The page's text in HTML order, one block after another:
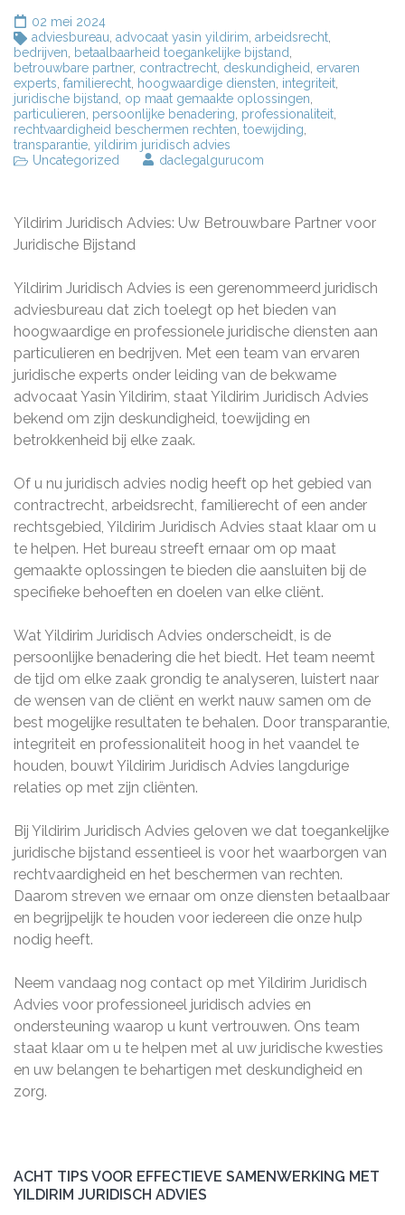
02 mei 2024
adviesbureau advocaat yasin yildirim arbeidsrecht
bedrijven
betaalbaarheid toegankelijke bijstand
betrouwbare partner, contractrecht deskundigheid ervaren
experts familierecht hoogwaardige diensten integriteit
juridische bijstand
op maat gemaakte oplossingen
particulieren persoonlijke benadering professionaliteit
rechtvaardigheid beschermen rechten toewijding
transparantie yildirim juridisch advies
Uncategorized
daclegalgurucom
Yildirim Juridisch Advies: Uw Betrouwbare Partner voor
Juridische Bijstand
Yildirim Juridisch Advies is een gerenommeerd juridisch
adviesbureau dat zich toelegt op het bieden van
hoogwaardige en professionele juridische diensten aan
particulieren en bedrijven. Met een team van ervaren
juridische experts onder leiding van de bekwame
advocaat Yasin Yildirim, staat Yildirim Juridisch Advies
bekend om zijn deskundigheid, toewijding en
betrokkenheid bij elke zaak.
Of u nu juridisch advies nodig heeft op het gebied van
contractrecht, arbeidsrecht, familierecht of een ander
rechtsgebied, Yildirim Juridisch Advies staat klaar om u
te helpen. Het bureau streeft ernaar om op maat
gemaakte oplossingen te bieden die aansluiten bij de
specifieke behoeften en doelen van elke cliënt.
Wat Yildirim Juridisch Advies onderscheidt, is de
persoonlijke benadering die het biedt. Het team neemt
de tijd om elke zaak grondig te analyseren, luistert naar
de wensen van de cliënt en werkt nauw samen om de
best mogelijke resultaten te behalen. Door transparantie,
integriteit en professionaliteit hoog in het vaandel te
houden, bouwt Yildirim Juridisch Advies langdurige
relaties op met zijn cliënten.
Bij Yildirim Juridisch Advies geloven we dat toegankelijke
juridische bijstand essentieel is voor het waarborgen van
rechtvaardigheid en het beschermen van rechten.
Daarom streven we ernaar om onze diensten betaalbaar
en begrijpelijk te houden voor iedereen die onze hulp
nodig heeft.
Neem vandaag nog contact op met Yildirim Juridisch
Advies voor professioneel juridisch advies en
ondersteuning waarop u kunt vertrouwen. Ons team
staat klaar om u te helpen met al uw juridische kwesties
en uw belangen te behartigen met deskundigheid en
zorg.
ACHT TIPS VOOR EFFECTIEVE SAMENWERKING MET
YILDIRIM JURIDISCH ADVIES